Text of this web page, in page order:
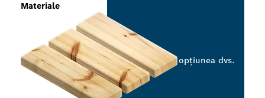
Materiale
Selectați opțiunea dvs.